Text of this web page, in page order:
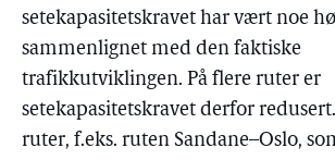
setekapasitetskravet har vært noe
sammenlignet med den faktiske
trafikkutviklingen. På flere ruter er
setekapasitetskravet derfor
ruter, f.eks. ruten Sandane–Oslo,